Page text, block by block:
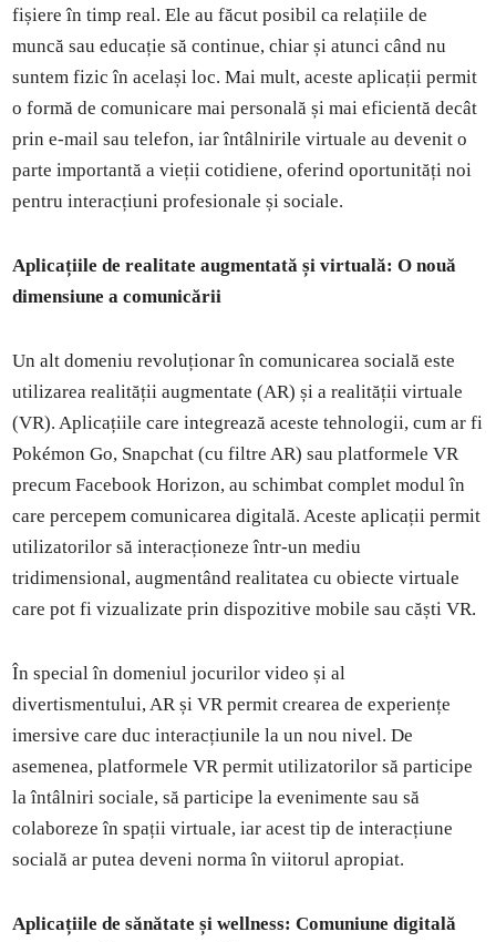
fișiere în timp real. Ele au făcut posibil ca relațiile de
muncă sau educație să continue, chiar și atunci când nu
suntem fizic în același loc. Mai mult, aceste aplicații permit
o formă de comunicare mai personală și mai eficientă decât
prin e-mail sau telefon, iar întâlnirile virtuale au devenit o
parte importantă a vieții cotidiene, oferind oportunități noi
pentru interacțiuni profesionale și sociale.
Aplicațiile de realitate augmentată și virtuală: O nouă
dimensiune a comunicării
Un alt domeniu revoluționar în comunicarea socială este
utilizarea realității augmentate (AR) și a realității virtuale
(VR). Aplicațiile care integrează aceste tehnologii, cum ar fi
Pokémon Go, Snapchat (cu filtre AR) sau platformele VR
precum Facebook Horizon, au schimbat complet modul în
care percepem comunicarea digitală. Aceste aplicații permit
utilizatorilor să interacționeze într-un mediu
tridimensional, augmentând realitatea cu obiecte virtuale
care pot fi vizualizate prin dispozitive mobile sau căști VR.
În special în domeniul jocurilor video și al
divertismentului, AR și VR permit crearea de experiențe
imersive care duc interacțiunile la un nou nivel. De
asemenea, platformele VR permit utilizatorilor să participe
la întâlniri sociale, să participe la evenimente sau să
colaboreze în spații virtuale, iar acest tip de interacțiune
socială ar putea deveni norma în viitorul apropiat.
Aplicațiile de sănătate și wellness: Comuniune digitală